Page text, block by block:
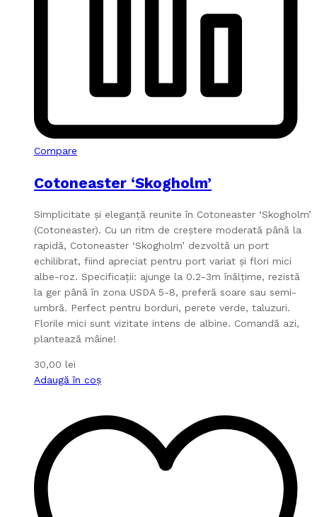
Compare
Cotoneaster ‘Skogholm’
Simplicitate și eleganță reunite în Cotoneaster ‘Skogholm’
(Cotoneaster). Cu un ritm de creștere moderată până la
rapidă, Cotoneaster ‘Skogholm’ dezvoltă un port
echilibrat, fiind apreciat pentru port variat și flori mici
albe-roz. Specificații: ajunge la 0.2-3m înălțime, rezistă
la ger până în zona USDA 5-8, preferă soare sau semi-
umbră. Perfect pentru borduri, perete verde, taluzuri.
Florile mici sunt vizitate intens de albine. Comandă azi,
plantează mâine!
30,00 lei
Adaugă în coș